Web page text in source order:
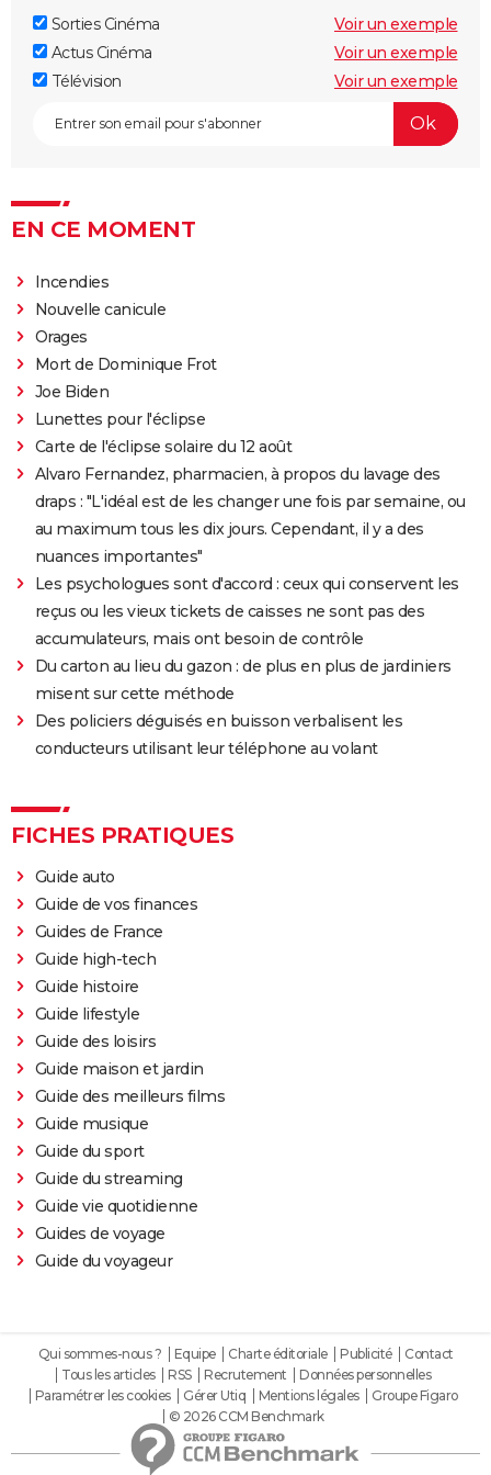
Little Miss Sunshine
The Phoenician Scheme : faut-il voir le dernier Wes
Anderson ? Notre critique
Billy Elliot
annonce, streaming, avis...
Le Fabuleux Destin d'Amélie Poulain : synopsis,
casting, bande-annonce, streaming...
Les goûts et les couleurs
Kinds of Kindness : notre critique du dernier film de
Yorgos Lanthimos
May December
The Truman Show
Breakfast Club : synopsis, casting, streaming, avis...
Big Fish
Lost in Translation : synopsis, casting, bande-
annonce, streaming, avis...
Rémi sans famille : bande-annonce et date de sortie
du film
Sorties Cinéma
Voir un exemple
Actus Cinéma
Voir un exemple
Télévision
Voir un exemple
EN CE MOMENT
Incendies
Nouvelle canicule
Orages
Mort de Dominique Frot
Joe Biden
Lunettes pour l'éclipse
Carte de l'éclipse solaire du 12 août
Alvaro Fernandez, pharmacien, à propos du lavage des
draps : "L'idéal est de les changer une fois par semaine, ou
au maximum tous les dix jours. Cependant, il y a des
nuances importantes"
Les psychologues sont d'accord : ceux qui conservent les
reçus ou les vieux tickets de caisses ne sont pas des
accumulateurs, mais ont besoin de contrôle
Du carton au lieu du gazon : de plus en plus de jardiniers
misent sur cette méthode
Des policiers déguisés en buisson verbalisent les
conducteurs utilisant leur téléphone au volant
FICHES PRATIQUES
Guide auto
Guide de vos finances
Guides de France
Guide high-tech
Guide histoire
Guide lifestyle
Guide des loisirs
Guide maison et jardin
Guide des meilleurs films
Guide musique
Guide du sport
Guide du streaming
Guide vie quotidienne
Guides de voyage
Guide du voyageur
Qui sommes-nous ? Equipe Charte éditoriale Publicité
Contact
Tous les articles
RSS Recrutement
Données personnelles
Paramétrer les cookies
Gérer Utiq Mentions légales
Groupe Figaro
© 2026 CCM Benchmark